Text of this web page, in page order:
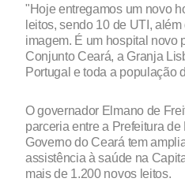
"Hoje entregamos um novo
leitos, sendo 10 de UTI, além
imagem. É um hospital novo
Conjunto Ceará, a Granja
Portugal e toda a população
O governador Elmano de
parceria entre a Prefeitura de
Governo do Ceará tem
assistência à saúde na
mais de 1.200 novos leitos.